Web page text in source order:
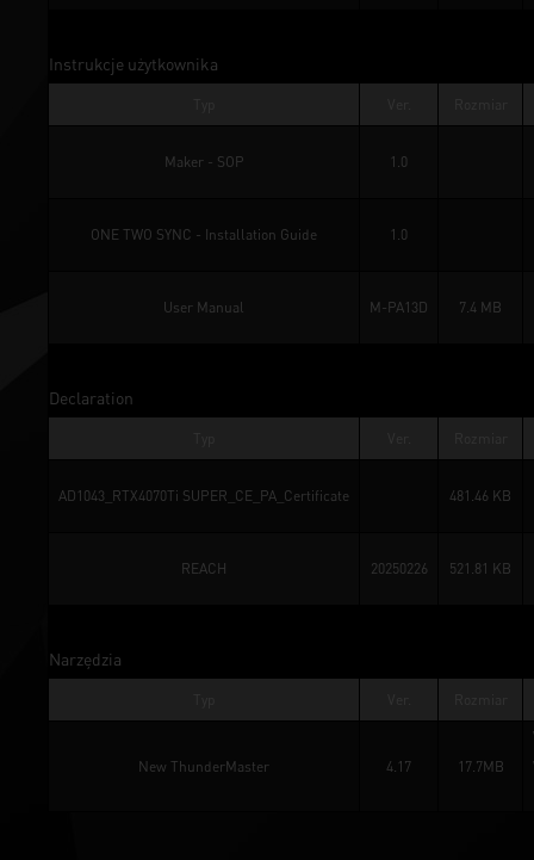
Instrukcje użytkownika
Maker - SOP 1.0
ONE TWO SYNC - Installation Guide 1.0
User Manual M-PA13D 7.4 MB
Declaration
AD1043_RTX4070Ti SUPER_CE_PA_Certificate 481.46 KB
REACH 20250226 521.81 KB
Narzędzia
New ThunderMaster 4.17 17.7MB